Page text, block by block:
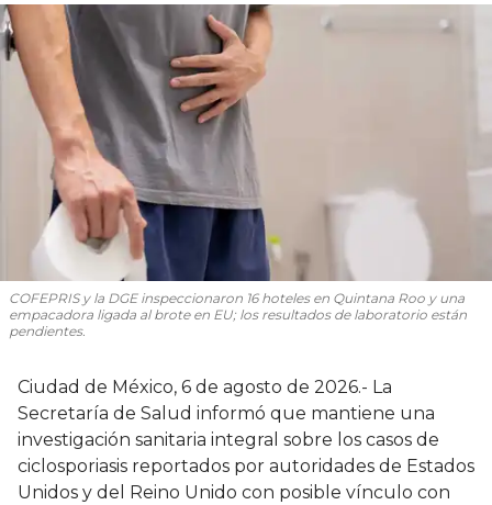
COFEPRIS y la DGE inspeccionaron 16 hoteles en Quintana Roo y una
empacadora ligada al brote en EU; los resultados de laboratorio están
pendientes.
Ciudad de México, 6 de agosto de 2026.- La
Secretaría de Salud informó que mantiene una
investigación sanitaria integral sobre los casos de
ciclosporiasis reportados por autoridades de Estados
Unidos y del Reino Unido con posible vínculo con